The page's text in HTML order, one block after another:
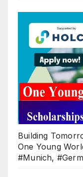
Building
One Young
#Munich,